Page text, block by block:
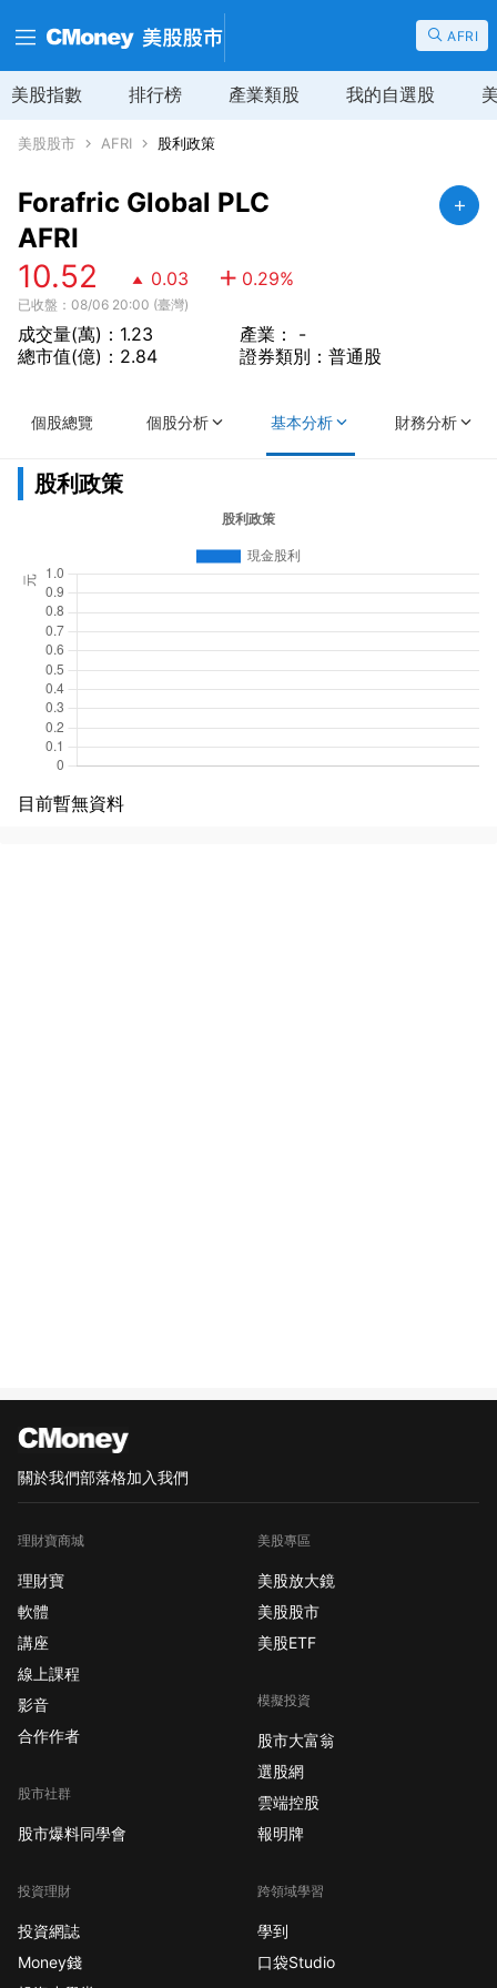
AFRI
美股指數 排行榜 產業類股 我的自選股
美股股市 AFRI 股利政策
Forafric Global PLC
AFRI
10.52 0.03 0.29%
已收盤：08/06 20:00 (臺灣)
成交量(萬)：1.23
總市值(億)：2.84
產業： -
證券類別：普通股
個股總覽 個股分析 基本分析 財務分析
股利政策
目前暫無資料
關於我們部落格加入我們
理財寶商城
理財寶
軟體
講座
線上課程
影音
合作作者
股市社群
股市爆料同學會
投資理財
投資網誌
Money錢
美股專區
美股放大鏡
美股股市
美股ETF
模擬投資
股市大富翁
選股網
雲端控股
報明牌
跨領域學習
學到
口袋Studio